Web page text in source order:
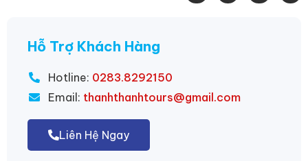
Hỗ Trợ Khách Hàng
Hotline: 0283.8292150
Email: thanhthanhtours@gmail.com
Liên Hệ Ngay